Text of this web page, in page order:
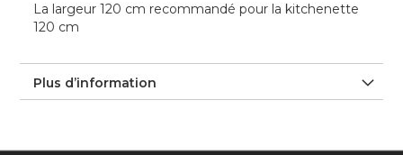
La largeur 120 cm recommandé pour la kitchenette
120 cm
Plus d’information